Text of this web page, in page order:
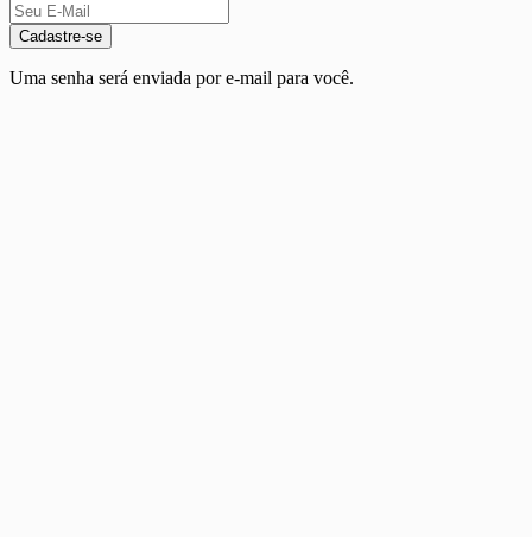
Cadastre-se
Uma senha será enviada por e-mail para você.